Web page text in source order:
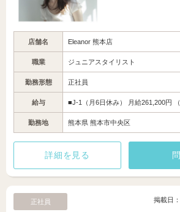
店舗名 Eleanor 熊本店
職業 ジュニアスタイリスト
勤務形態 正社員
給与 ■J-1（月6日休み） 月給261,200円
勤務地 熊本県 熊本市中央区
詳細を見る
正社員 掲載日